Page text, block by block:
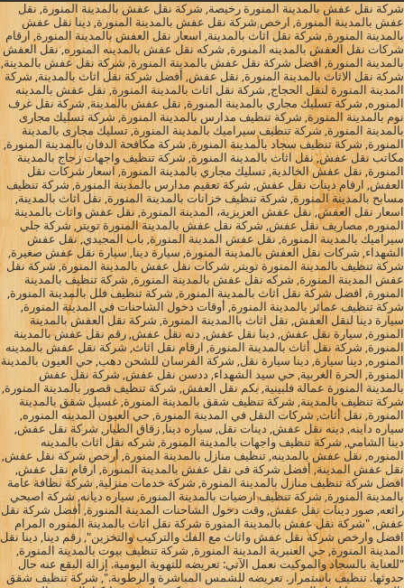
شركة نقل عفش بالمدينة المنورة رخيصة, شركة نقل عفش بالمدينة المنورة, نقل
عفش بالمدينة المنورة, ارخص شركة نقل عفش بالمدينة المنورة, دينا نقل عفش
بالمدينة المنورة, شركة نقل اثاث بالمدينة, اسعار نقل العفش بالمدينة المنورة, ارقام
شركات نقل العفش بالمدينه المنورة, شركه نقل عفش بالمدينه المنوره, نقل العفش
بالمدينة المنورة, افضل شركة نقل عفش بالمدينة المنورة, شركة نقل عفش بالمدينة,
شركة نقل الاثاث بالمدينة المنورة, نقل عفش, أفضل شركة نقل اثاث بالمدينة, شركة
المدينة المنورة لنقل الحجاج, شركة نقل اثاث بالمدينة المنورة, نقل عفش بالمدينه
المنوره, شركة تسليك مجاري بالمدينة المنورة, نقل عفش بالمدينة, شركة نقل غرف
نوم بالمدينة المنورة, شركة تنظيف مدارس بالمدينة المنورة, شركة تسليك مجارى
بالمدينة المنورة, شركة تنظيف سيراميك بالمدينة المنورة, تسليك مجارى بالمدينة
المنورة, شركة تنظيف سجاد بالمدينة المنورة, شركة مكافحة الدفان بالمدينة المنورة,
مكاتب نقل عفش, نقل اثاث بالمدينة المنورة, شركة تنظيف واجهات زجاج بالمدينة
المنورة, نقل عفش الخالدية, تسليك مجاري بالمدينة المنورة, اسعار شركات نقل
العفش, ارقام دينات نقل عفش, شركة تعقيم مدارس بالمدينة المنورة, شركة تنظيف
مسابح بالمدينة المنورة, شركة تنظيف خزانات بالمدينة المنورة, نقل اثاث بالمدينة,
اسعار نقل العفش, نقل عفش العزيزية، المدينة المنورة, نقل عفش واثاث بالمدينة
المنوره, مصاريف نقل عفش, شركة نقل عفش بالمدينة المنورة تويتر, شركة جلي
سيراميك بالمدينة المنورة, نقل عفش المدينة المنورة, باب المجيدي, نقل عفش
الشهداء, شركات نقل العفش بالمدينة المنورة, سيارة دينا, سيارة نقل عفش صغيرة,
شركة تنظيف بالمدينة المنورة تويتر, شركات نقل عفش بالمدينة المنورة, شركة نقل
عفش المدينة المنورة, شركه نقل عفش بالمدينة المنورة, شركة تنظيف بالمدينة
المنورة, افضل شركة نقل اثاث بالمدينة المنورة, شركة تنظيف فلل بالمدينة المنورة,
شركة تنظيف عمائر بالمدينة المنورة, أوقات دخول الشاحنات في المدينة المنورة,
سيارة دينا لنقل العفش, نقل اثاث باالمدينة المنورة, شركة نقل العفش بالمدينة
المنورة, سيارة نقل عفش, دينا نقل عفش, دنه نقل عفش, رقم نقل عفش بالمدينة
المنورة, شركة نقل أثاث بالمدينة المنورة, ارقام نقل اثاث, شركة نقل عفش بالمدينه
المنوره, دينا سيارة, دينا سيارة نقل, شركة الفرسان للشحن دهب, حي العيون بالمدينة
المنورة, الحرة الغربية, حي سيد الشهداء, ددسن نقل عفش, شركة نقل عفش
بالمدينة المنورة عمالة فلبينية, بكم نقل العفش, شركة تنظيف قصور بالمدينة المنورة,
شركة تنظيف بالمدينة, شركة تنظيف شقق بالمدينة المنورة, غسيل شقق بالمدينة
المنورة, نقل أثاث, شركات النقل في المدينة المنورة, حي العيون المدينه المنوره,
سياره داينه, دينه نقل عفش, دينات نقل, سياره دينا, زقاق الطيار, شركة نقل عفش,
دينا الشامي, شركة تنظيف واجهات بالمدينة المنورة, شركه نقل اثاث بالمدينه
المنوره, نقل عفش بالمدينه, تنظيف منازل بالمدينة المنورة, أرخص شركة نقل عفش,
نقل عفش المدينة, أفضل شركة فى نقل عفش بالمدينة المنورة, ارقام نقل عفش,
افضل شركة تنظيف منازل بالمدينة المنورة, شركة خدمات منزلية, شركة نظافة عامة
بالمدينة المنورة, شركة تنظيف ارضيات بالمدينة المنورة, سياره ديانه, شركة اصبحي
رائعه, صور دينات نقل عفش, وقت دخول الشاحنات المدينة المنورة, أفضل شركة نقل
عفش, "شركة نقل عفش بالمدينة المنورة شركة نقل اثاث بالمدينة المنوره المرام
افضل وارخص شركة نقل عفش واثاث مع الفك والتركيب والتخزين", رقم دينا, دينا نقل
المدينة المنورة, حي العنبرية المدينة المنورة, شركة تنظيف بيوت بالمدينة المنورة,
"للعناية بالسجاد والموكيت نعمل الآتي: تعريضه للتهوية اليومية. إزالة البقع عنه حال
حدوثها. تنظيف باستمرار. تعريضه للشمس المباشرة والرطوبة.", شركة تنظيف شقق